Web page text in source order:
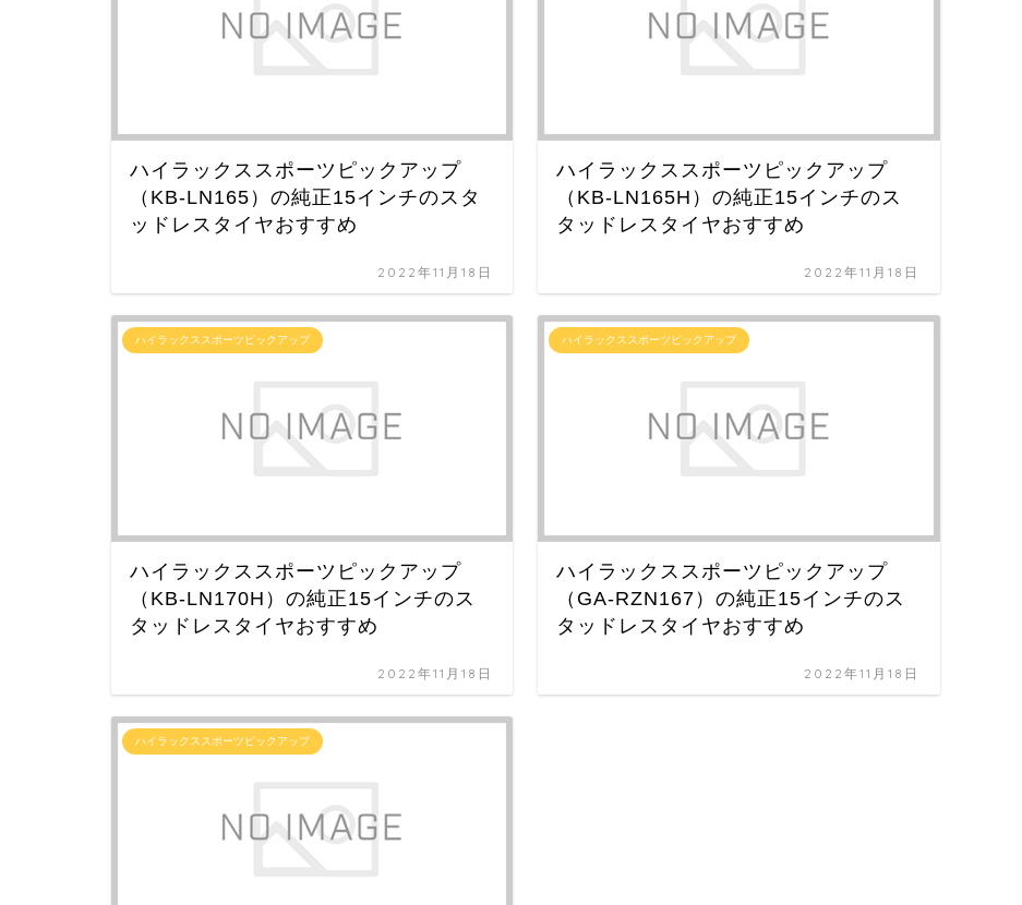
ハイラックススポーツピックアップ
（KB-LN165）の純正15インチのスタ
ッドレスタイヤおすすめ
2022年11月18日
ハイラックススポーツピックアップ
（KB-LN165H）の純正15インチのス
タッドレスタイヤおすすめ
2022年11月18日
ハイラックススポーツピックアップ
ハイラックススポーツピックアップ
（KB-LN170H）の純正15インチのス
タッドレスタイヤおすすめ
2022年11月18日
ハイラックススポーツピックアップ
ハイラックススポーツピックアップ
（GA-RZN167）の純正15インチのス
タッドレスタイヤおすすめ
2022年11月18日
ハイラックススポーツピックアップ